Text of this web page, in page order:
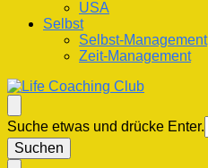
USA
Selbst
Selbst-Management
Zeit-Management
Life Coaching Club
Für Deine Lebenskompetenz
Suchst
du
nach
Suche etwas und drücke Enter.